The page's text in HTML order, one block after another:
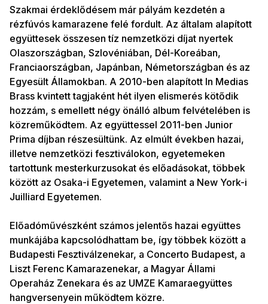
Szakmai érdeklődésem már pályám kezdetén a
rézfúvós kamarazene felé fordult. Az általam alapított
együttesek összesen tíz nemzetközi díjat nyertek
Olaszországban, Szlovéniában, Dél-Koreában,
Franciaországban, Japánban, Németországban és az
Egyesült Államokban. A 2010-ben alapított In Medias
Brass kvintett tagjaként hét ilyen elismerés kötődik
hozzám, s emellett négy önálló album felvételében is
közreműködtem. Az együttessel 2011-ben Junior
Prima díjban részesültünk. Az elmúlt években hazai,
illetve nemzetközi fesztiválokon, egyetemeken
tartottunk mesterkurzusokat és előadásokat, többek
között az Osaka-i Egyetemen, valamint a New York-i
Juilliard Egyetemen.
Előadóművészként számos jelentős hazai együttes
munkájába kapcsolódhattam be, így többek között a
Budapesti Fesztiválzenekar, a Concerto Budapest, a
Liszt Ferenc Kamarazenekar, a Magyar Állami
Operaház Zenekara és az UMZE Kamaraegyüttes
hangversenyein működtem közre.